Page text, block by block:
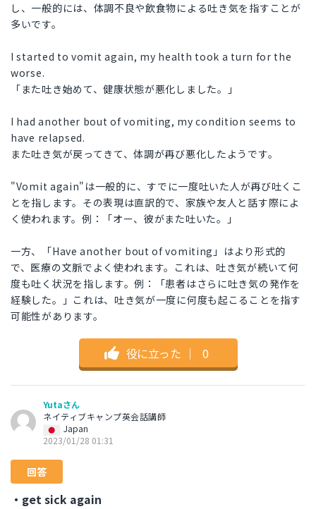
し、一般的には、体調不良や飲食物による吐き気を指すことが
多いです。
I started to vomit again, my health took a turn for the
worse.
「また吐き始めて、健康状態が悪化しました。」
I had another bout of vomiting, my condition seems to
have relapsed.
また吐き気が戻ってきて、体調が再び悪化したようです。
"Vomit again"は一般的に、すでに一度吐いた人が再び吐くこ
とを指します。その表現は直訳的で、家族や友人と話す際によ
く使われます。例：「オー、彼がまた吐いた。」
一方、「Have another bout of vomiting」はより形式的
で、医療の文脈でよく使われます。これは、吐き気が続いて何
度も吐く状況を指します。例：「患者はさらに吐き気の発作を
経験した。」これは、吐き気が一度に何度も起こることを指す
可能性があります。
役に立った ｜ 0
Yutaさん
ネイティブキャンプ英会話講師
Japan
2023/01/28 01:31
回答
・get sick again